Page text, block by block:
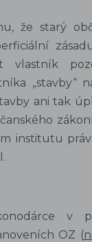
že starý
„stavby“
ani tak
institutu
v
OZ (